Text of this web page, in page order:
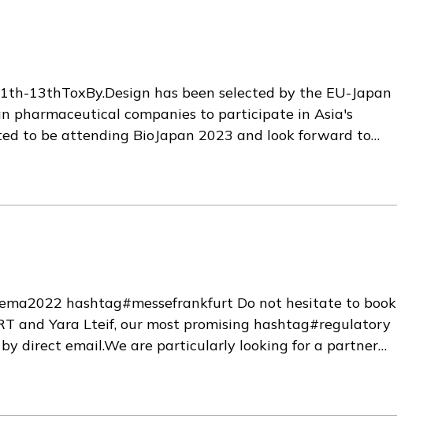
13thToxBy.Design has been selected by the EU-Japan
pharmaceutical companies to participate in Asia's
to be attending BioJapan 2023 and look forward to
to contact us to set up a meeting at our booth!Asia's
hashtag#messefrankfurt Do not hesitate to book
and Yara Lteif, our most promising hashtag#regulatory
direct email.We are particularly looking for a partner
Risk Assessments...Looking forward to meeting you